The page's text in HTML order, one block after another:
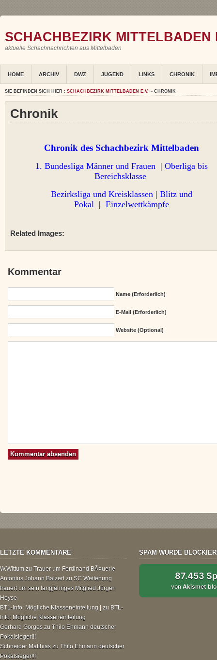
SCHACHBEZIRK MITTELBADEN
aktuelle Schachnachrichten aus Mittelbaden
HOME ARCHIV DWZ JUGEND LINKS CHRONIK
SIE BEFINDEN SICH HIER : SCHACHBEZIRK MITTELBADEN E.V. » CHRONIK
Chronik
Related Images:
Kommentar
Name (erforderlich)
E-Mail (erforderlich)
Website (Optional)
LETZTE KOMMENTARE
W.Wittum zu Trauer um Ferdinand BÃ¤uerle
Antonius Johann Balzertzu SC Weitenung
trauert um sein langjähriges Mitglied Jürgen
Heyse
BTL-Info: Mögliche Klasseneinteilung | zu BTL-
Info: Mögliche Klasseneinteilung
Gerhard Gorges zu Thilo Ehmann deutscher
Pokalsieger!!!
Schneider Matthias zu Thilo Ehmann deutscher
Pokalsieger!!!
SPAM WURDE
87.453
vonAkismet